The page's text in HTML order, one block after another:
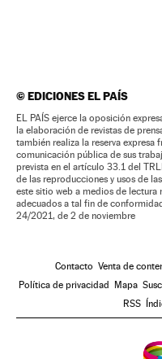
©EDICIONES EL PAÍS
EL PAÍS ejerce la oposición
la elaboración de revistas de
también realiza la reserva
comunicación pública de sus
prevista en el artículo 33.1 del
de las reproducciones y usos de
este sitio web a medios de lectura
adecuados a tal fin de
24/2021, de 2 de noviembre
Contacto Venta de
Política de privacidad
Mapa
RSS